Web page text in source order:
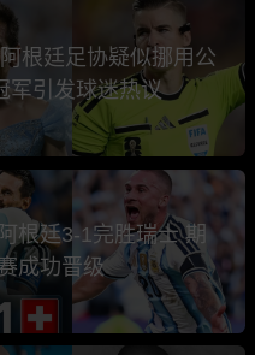
根廷足协疑似挪用公
军引发球迷热议
根廷3-1完胜瑞士 期
成功晋级